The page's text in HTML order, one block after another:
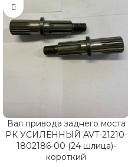
Вал привода заднего моста
РК УСИЛЕННЫЙ AVT-21210-
1802186-00 (24 шлица)-
короткий